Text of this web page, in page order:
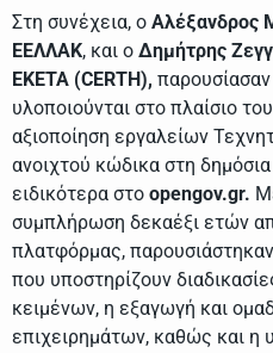
Στη συνέχεια, ο Αλέξανδρος
ΕΕΛΛΑΚ, και ο Δημήτρης
ΕΚΕΤΑ (CERTH),
υλοποιούνται στο πλαίσιο
αξιοποίηση εργαλείων
ανοιχτού κώδικα στη
ειδικότερα στο opengov.gr.
συμπλήρωση δεκαέξι ετών
πλατφόρμας,
που υποστηρίζουν
κειμένων, η εξαγωγή και
επιχειρημάτων, καθώς και η